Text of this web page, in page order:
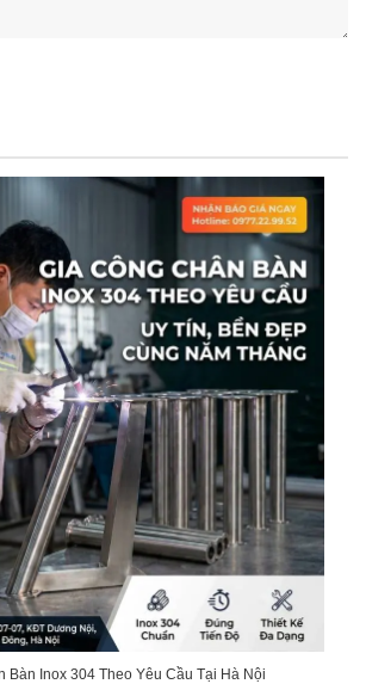
Bàn Inox 304 Theo Yêu Cầu Tại Hà Nội